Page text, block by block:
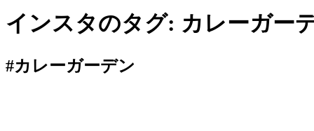
インスタのタグ: カレーガー
#カレーガーデン